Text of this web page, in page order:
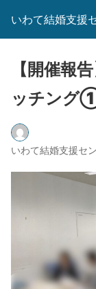
いわて結婚支援
【開催報
ッチング
いわて結婚支援セ